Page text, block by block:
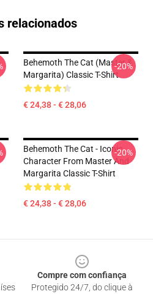
relacionados
Behemoth The Cat (Master &
Margarita) Classic T-Shirt
€ 24,38 - € 28,06
-20%
Behemoth The Cat - Iconic
Character From Master And
Margarita Classic T-Shirt
€ 24,38 - € 28,06
-20%
Compre com confiança
Protegido 24/7, do clique à